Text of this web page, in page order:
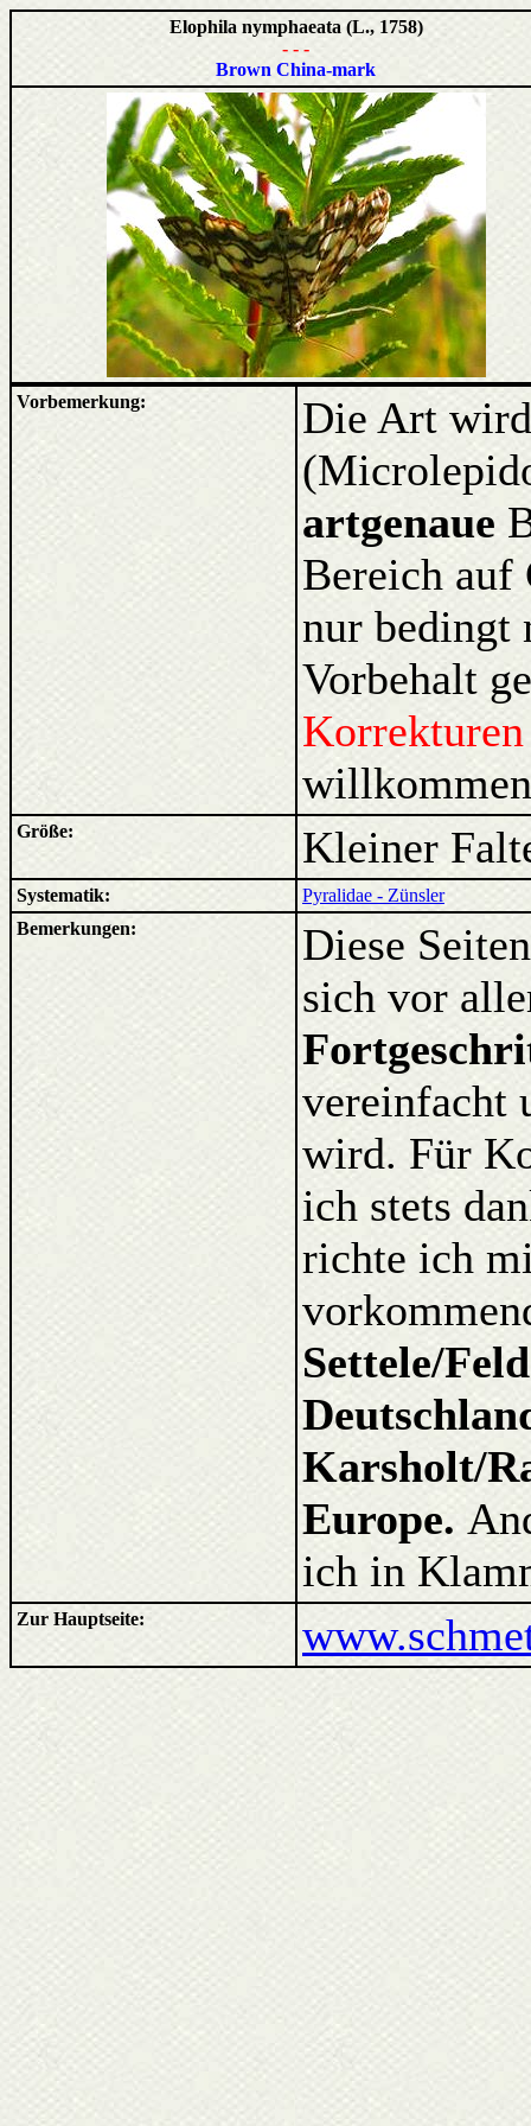
Elophila nymphaeata (L., 1758)
- - -
Brown China-mark
Vorbemerkung:
Die Art
artgenaue
Bereich
nur bedingt
Vorbehalt
Größe: Kleiner
Systematik:
Pyralidae - Zünsler
Bemerkungen:
Diese
sich vor
vereinfacht
wird. Für
ich stets
richte ich
Settele/
Karsholt/
Europe.
ich in
Zur Hauptseite: